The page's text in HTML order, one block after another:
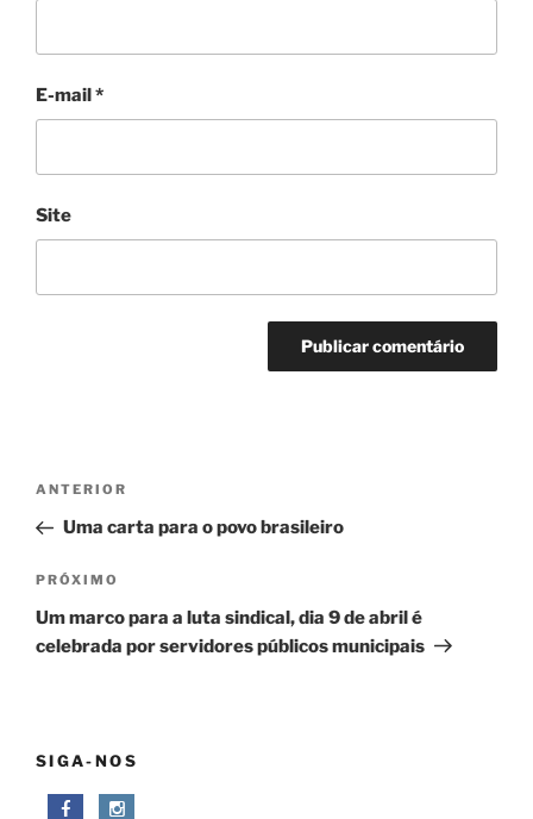
E-mail*
Site
Navegação
Post
Post
anterior
ANTERIOR
Uma carta para o povo brasileiro
Próximo
post
PRÓXIMO
Um marco para a luta sindical, dia 9 de abril é
celebrada por servidores públicos municipais
SIGA-NOS